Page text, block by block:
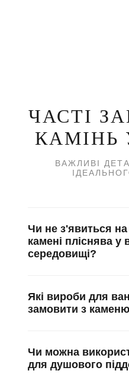
ЧАСТІ
КАМІНЬ
ВАЖЛИВІ
Чи не з'явиться
камені пліснява у
середовищі?
бактерій. При
швів спеціальними
поява грибка або
Які вироби для
замовити з
Найчастіше у нас
раковину, облицювання
душу з антиковзаючою
та підвіконня. Ми
Чи можна
для душового